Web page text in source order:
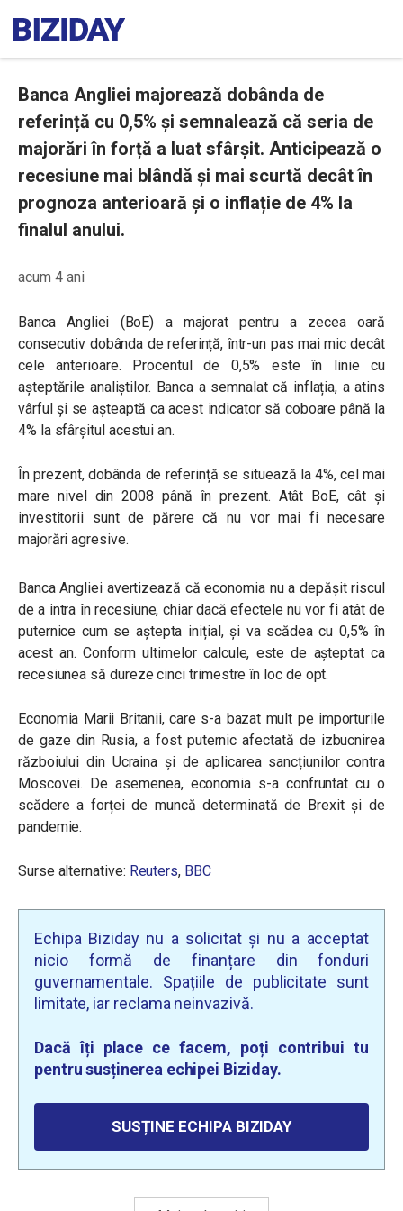
Banca Angliei majorează dobânda de
referință cu 0,5% și semnalează că seria de
majorări în forță a luat sfârșit. Anticipează o
recesiune mai blândă și mai scurtă decât în
prognoza anterioară și o inflație de 4% la
finalul anului.
acum 4 ani
Banca Angliei (BoE) a majorat pentru a zecea oară
consecutiv dobânda de referință, într-un pas mai mic decât
cele anterioare. Procentul de 0,5% este în linie cu
așteptările analiștilor. Banca a semnalat că inflația, a atins
vârful și se așteaptă ca acest indicator să coboare până la
4% la sfârșitul acestui an.
În prezent, dobânda de referință se situează la 4%, cel mai
mare nivel din 2008 până în prezent. Atât BoE, cât și
investitorii sunt de părere că nu vor mai fi necesare
majorări agresive.
Banca Angliei avertizează că economia nu a depășit riscul
de a intra în recesiune, chiar dacă efectele nu vor fi atât de
puternice cum se aștepta inițial, și va scădea cu 0,5% în
acest an. Conform ultimelor calcule, este de așteptat ca
recesiunea să dureze cinci trimestre în loc de opt.
Economia Marii Britanii, care s-a bazat mult pe importurile
de gaze din Rusia, a fost puternic afectată de izbucnirea
războiului din Ucraina și de aplicarea sancțiunilor contra
Moscovei. De asemenea, economia s-a confruntat cu o
scădere a forței de muncă determinată de Brexit și de
pandemie.
Surse alternative: Reuters, BBC
Echipa Biziday nu a solicitat și nu a acceptat
nicio formă de finanțare din fonduri
guvernamentale. Spațiile de publicitate sunt
limitate, iar reclama neinvazivă.
Dacă îți place ce facem, poți contribui tu
pentru susținerea echipei Biziday.
SUSȚINE ECHIPA BIZIDAY